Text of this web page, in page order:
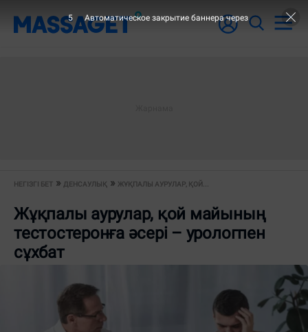
НЕГІЗГІ БЕТ ДЕНСАУЛЫҚ ЖҰҚПАЛЫ АУРУЛАР, ҚОЙ...
Жұқпалы аурулар, қой майының
тестостеронға әсері – урологпен
сұхбат
4 Автоматическое закрытие баннера через